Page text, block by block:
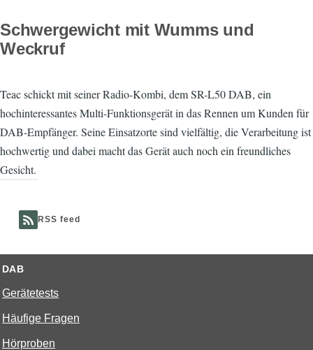
Schwergewicht mit Wumms und
Weckruf
Teac schickt mit seiner Radio-Kombi, dem SR-L50 DAB, ein
hochinteressantes Multi-Funktionsgerät in das Rennen um Kunden für
DAB-Empfänger. Seine Einsatzorte sind vielfältig, die Verarbeitung ist
hochwertig und dabei macht das Gerät auch noch ein freundliches
Gesicht.
RSS feed
DAB
Gerätetests
Häufige Fragen
Hörproben